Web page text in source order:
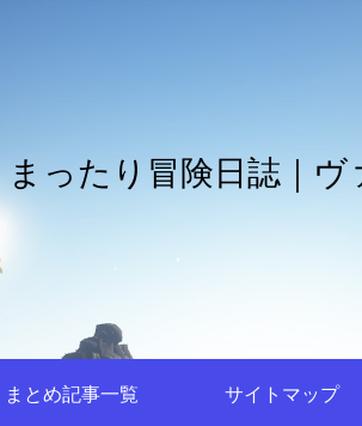
まったり冒険日誌｜
まとめ記事一覧 サイトマップ